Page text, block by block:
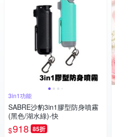
3in1功能
SABRE沙豹3in1膠型防身噴霧
(黑色/湖水綠)-快
$918 85折